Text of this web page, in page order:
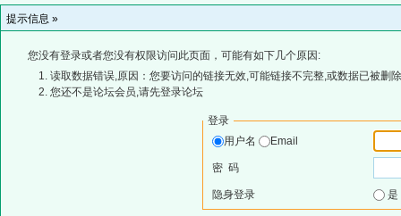
提示信息 »
您没有登录或者您没有权限访问此页面，可能有如下几个原因:
读取数据错误,原因：您要访问的链接无效,可能链接不完整,或数据已被删
您还不是论坛会员,请先登录论坛
登录
用户名
Email
密 码
隐身登录